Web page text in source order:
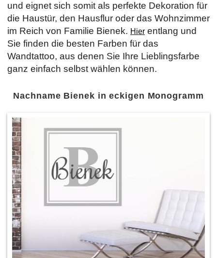
und eignet sich somit als perfekte Dekoration für
die Haustür, den Hausflur oder das Wohnzimmer
im Reich von Familie Bienek. Hier entlang und
Sie finden die besten Farben für das
Wandtattoo, aus denen Sie Ihre Lieblingsfarbe
ganz einfach selbst wählen können.
Nachname Bienek in eckigen Monogramm